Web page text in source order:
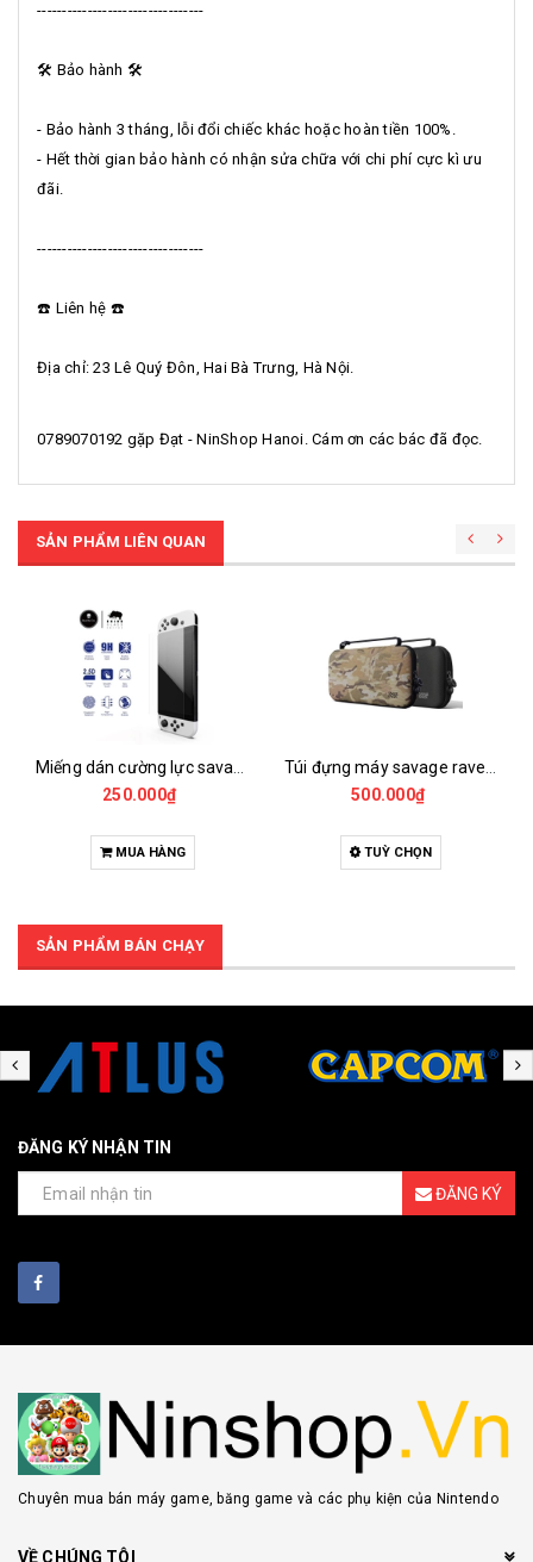
---------------------------------
🛠️ Bảo hành 🛠️
- Bảo hành 3 tháng, lỗi đổi chiếc khác hoặc hoàn tiền 100%.
- Hết thời gian bảo hành có nhận sửa chữa với chi phí cực kì ưu
đãi.
---------------------------------
☎️ Liên hệ ☎️
Địa chỉ: 23 Lê Quý Đôn, Hai Bà Trưng, Hà Nội.
0789070192 gặp Đạt - NinShop Hanoi. Cám ơn các bác đã đọc.
SẢN PHẨM LIÊN QUAN
250.000₫
MUA HÀNG
500.000₫
TUỲ CHỌN
SẢN PHẨM BÁN CHẠY
ĐĂNG KÝ NHẬN TIN
ĐĂNG KÝ
Chuyên mua bán máy game, băng game và các phụ kiện của Nintendo
VỀ CHÚNG TÔI